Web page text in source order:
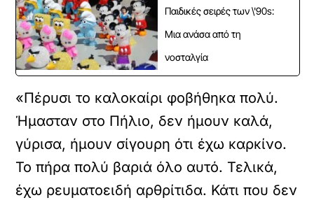
Παιδικές σειρές των \'90s:
Μια ανάσα από τη
νοσταλγία
«Πέρυσι το καλοκαίρι φοβήθηκα πολύ.
Ήμασταν στο Πήλιο, δεν ήμουν καλά,
γύρισα, ήμουν σίγουρη ότι έχω καρκίνο.
Το πήρα πολύ βαριά όλο αυτό. Τελικά,
έχω ρευματοειδή αρθρίτιδα. Κάτι που δεν